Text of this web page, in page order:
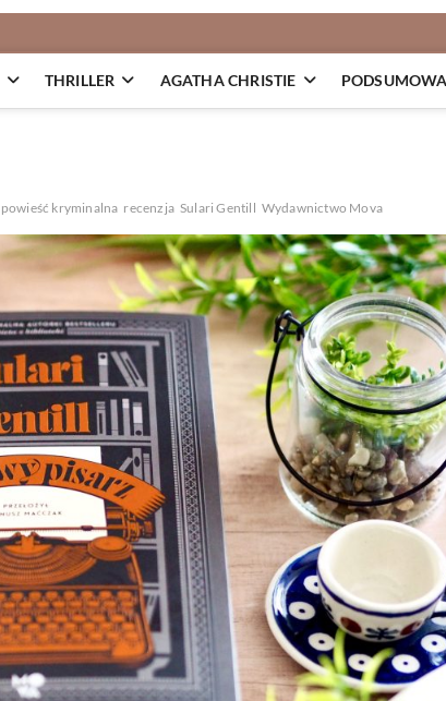
THRILLER AGATHA CHRISTIE
powieść kryminalna recenzja Sulari Gentill Wydawnictwo Mova